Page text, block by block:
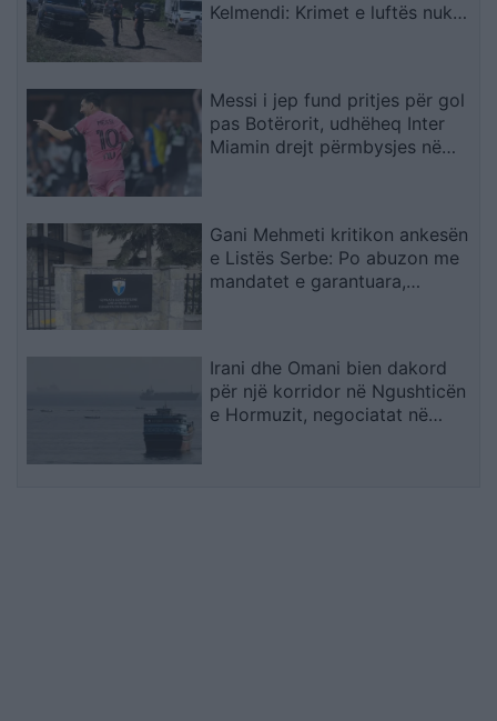
Kelmendi: Krimet e luftës nuk
Messi i jep fund pritjes për gol
pas Botërorit, udhëheq Inter
Miamin drejt përmbysjes në
Gani Mehmeti kritikon ankesën
e Listës Serbe: Po abuzon me
mandatet e garantuara,
Irani dhe Omani bien dakord
për një korridor në Ngushticën
e Hormuzit, negociatat në